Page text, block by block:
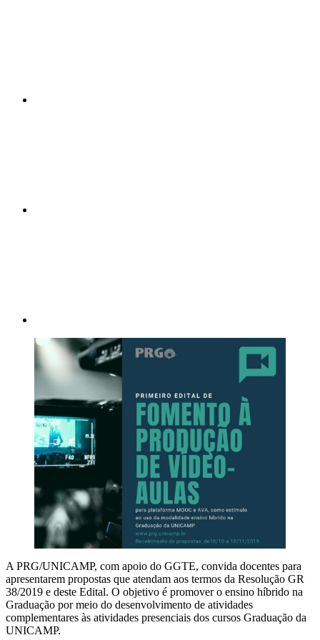
A PRG/UNICAMP, com apoio do GGTE, convida docentes para
apresentarem propostas que atendam aos termos da Resolução GR
38/2019 e deste Edital. O objetivo é promover o ensino híbrido na
Graduação por meio do desenvolvimento de atividades
complementares às atividades presenciais dos cursos Graduação da
UNICAMP.